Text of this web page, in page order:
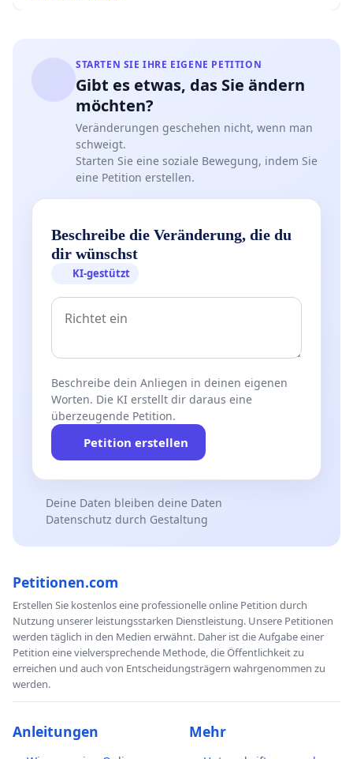
STARTEN SIE IHRE EIGENE PETITION
Gibt es etwas, das Sie ändern
möchten?
Veränderungen geschehen nicht, wenn man
schweigt.
Starten Sie eine soziale Bewegung, indem Sie
eine Petition erstellen.
Beschreibe die Veränderung, die du
dir wünschst
KI-gestützt
Beschreibe dein Anliegen in deinen eigenen
Worten. Die KI erstellt dir daraus eine
überzeugende Petition.
Petition erstellen
Deine Daten bleiben deine Daten
Datenschutz durch Gestaltung
Petitionen.com
Erstellen Sie kostenlos eine professionelle online Petition durch
Nutzung unserer leistungsstarken Dienstleistung. Unsere Petitionen
werden täglich in den Medien erwähnt. Daher ist die Aufgabe einer
Petition eine vielversprechende Methode, die Öffentlichkeit zu
erreichen und auch von Entscheidungsträgern wahrgenommen zu
werden.
Anleitungen Mehr